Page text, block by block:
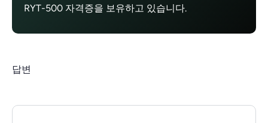
RYT-500 자격증을 보유하고 있습니다.
답변